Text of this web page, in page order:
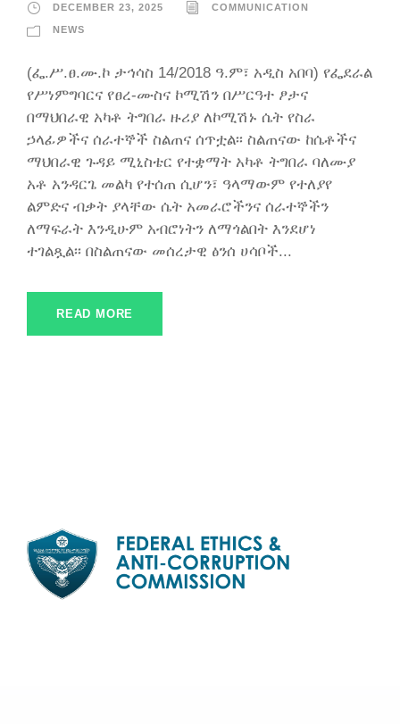
DECEMBER 23, 2025 COMMUNICATION
NEWS
(ፌ.ሥ.ፀ.ሙ.ኮ ታኅሳስ 14/2018 ዓ.ም፣ አዲስ አበባ) የፌደራል
የሥነምግባርና የፀረ-ሙስና ኮሚሽን በሥርዓተ ፆታና
በማህበራዊ አካቶ ትግበራ ዙሪያ ለኮሚሽኑ ሴት የስራ
ኃላፊዎችና ሰራተኞች ስልጠና ሰጥቷል፡፡ ስልጠናው ከሴቶችና
ማህበራዊ ጉዳይ ሚኒስቴር የተቋማት አካቶ ትግበራ ባለሙያ
አቶ አንዳርጌ መልካ የተሰጠ ሲሆን፣ ዓላማውም የተለያየ
ልምድና ብቃት ያላቸው ሴት አመራሮችንና ሰራተኞችን
ለማፍራት እንዲሁም አብሮነትን ለማጎልበት እንደሆነ
ተገልጿል፡፡ በስልጠናው መሰረታዊ ፅንሰ ሀሳቦች...
READ MORE